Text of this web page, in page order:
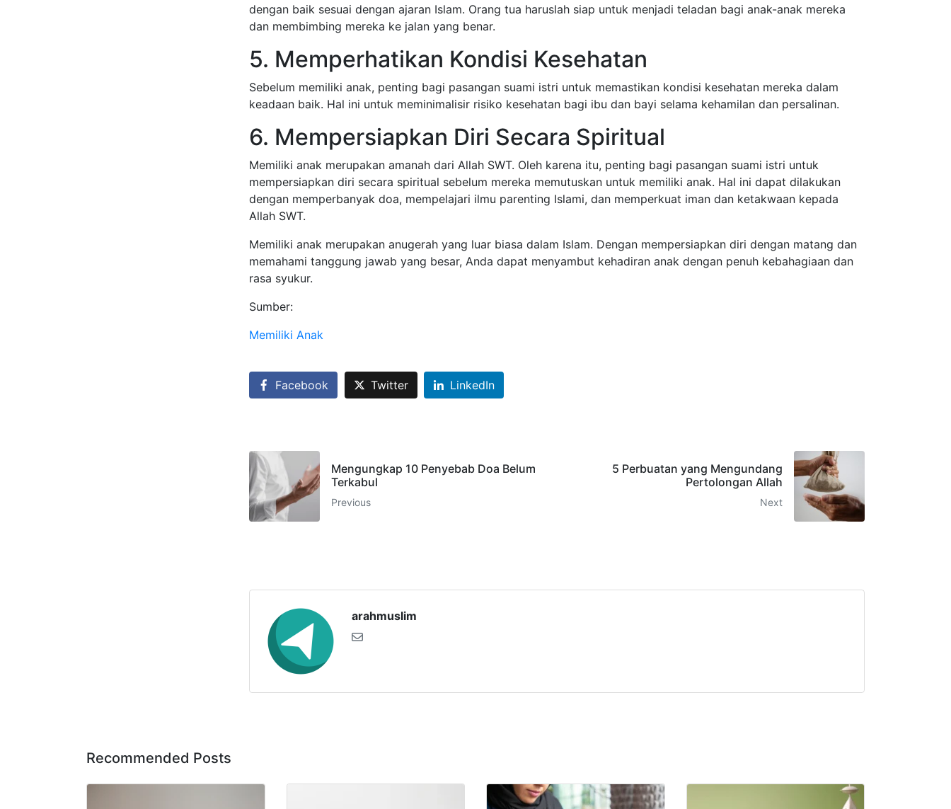
dengan baik sesuai dengan ajaran Islam. Orang tua haruslah siap untuk menjadi teladan bagi anak-anak mereka
dan membimbing mereka ke jalan yang benar.
5. Memperhatikan Kondisi Kesehatan
Sebelum memiliki anak, penting bagi pasangan suami istri untuk memastikan kondisi kesehatan mereka dalam
keadaan baik. Hal ini untuk meminimalisir risiko kesehatan bagi ibu dan bayi selama kehamilan dan persalinan.
6. Mempersiapkan Diri Secara Spiritual
Memiliki anak merupakan amanah dari Allah SWT. Oleh karena itu, penting bagi pasangan suami istri untuk
mempersiapkan diri secara spiritual sebelum mereka memutuskan untuk memiliki anak. Hal ini dapat dilakukan
dengan memperbanyak doa, mempelajari ilmu parenting Islami, dan memperkuat iman dan ketakwaan kepada
Allah SWT.
Memiliki anak merupakan anugerah yang luar biasa dalam Islam. Dengan mempersiapkan diri dengan matang dan
memahami tanggung jawab yang besar, Anda dapat menyambut kehadiran anak dengan penuh kebahagiaan dan
rasa syukur.
Sumber:
Memiliki Anak
Facebook Twitter LinkedIn
Mengungkap 10 Penyebab Doa Belum
Terkabul
Previous
5 Perbuatan yang Mengundang
Pertolongan Allah
Next
arahmuslim
Recommended Posts